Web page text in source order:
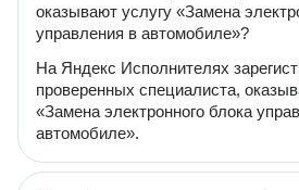
оказывают услугу «Замена
управления в автомобиле»?
На Яндекс Исполнителях
проверенных специалиста,
«Замена электронного блока
автомобиле».